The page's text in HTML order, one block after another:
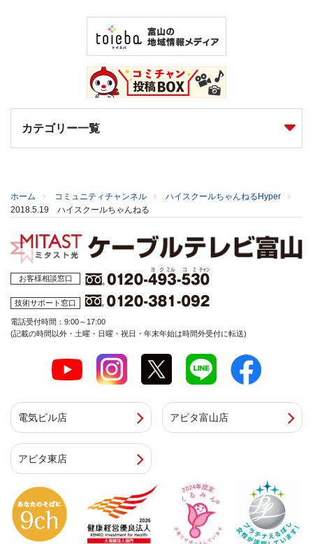
カテゴリー一覧
ホーム コミュニティチャンネル
ハイスクールちゃんねるHyper
2018.5.19 ハイスクールちゃんねる
お客様相談窓口
技術サポート窓口
電話受付時間：9:00～17:00
(記載の時間以外・土曜・日曜・祝日・年末年始は時間外受付に転送)
電気ビル店 アピタ富山店
アピタ東店